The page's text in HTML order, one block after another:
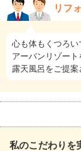
リフ
心も体もくつろ
アーバンリゾー
露天風呂をご提案
私のこだわりを